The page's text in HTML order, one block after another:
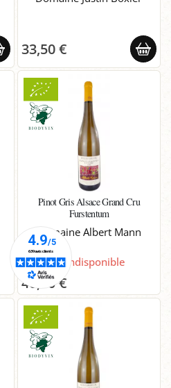
33,50 €
Pinot Gris Alsace Grand Cru
Furstentum
Domaine Albert Mann
indisponible
40,00 €